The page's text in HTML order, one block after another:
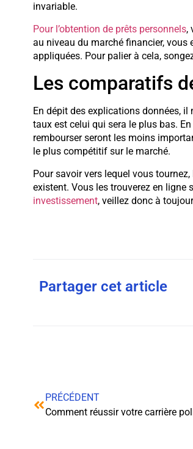
invariable.
Pour l’obtention de prêts personnels,
au niveau du marché financier,
appliquées. Pour palier à cela,
Les comparatifs
En dépit des explications données, il
taux est celui qui sera le plus bas.
rembourser seront les moins
le plus compétitif sur le marché.
Pour savoir vers lequel vous
existent. Vous les trouverez en ligne
investissement, veillez donc à
Partager cet article
PRÉCÉDENT
Comment réussir votre carrière